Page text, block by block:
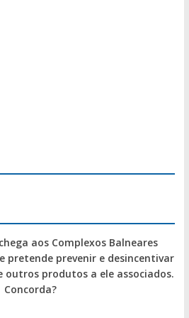
aos Complexos Balneares
pretende prevenir e desincentivar
outros produtos a ele associados.
Concorda?